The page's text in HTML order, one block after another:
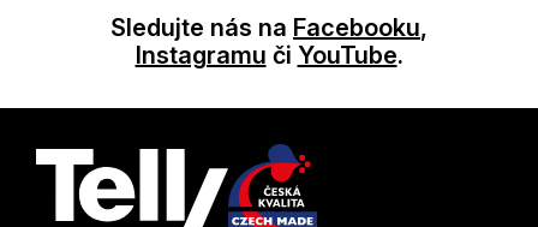
Sledujte nás na Facebooku,
Instagramu či YouTube.